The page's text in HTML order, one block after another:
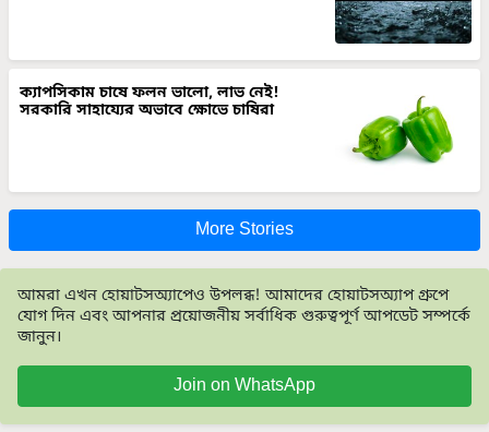
ক্যাপসিকাম চাষে ফলন ভালো, লাভ নেই!
সরকারি সাহায্যের অভাবে ক্ষোভে চাষিরা
More Stories
আমরা এখন হোয়াটসঅ্যাপেও উপলব্ধ! আমাদের হোয়াটসঅ্যাপ গ্রুপে
যোগ দিন এবং আপনার প্রয়োজনীয় সর্বাধিক গুরুত্বপূর্ণ আপডেট সম্পর্কে
জানুন।
Join on WhatsApp